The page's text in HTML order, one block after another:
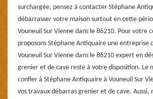
surchargée, pensez à contacter Stéphane
débarrasser votre maison surtout en cette
Vouneuil Sur Vienne dans le 86210. Pour votre
proposons Stéphane Antiquaire une entreprise
Vouneuil Sur Vienne dans le 86210 expert en
grenier et de cave reste à votre disposition. Le
confier à Stéphane Antiquaire à Vouneuil Sur
vos travaux débarras grenier et de cave. Aussi,